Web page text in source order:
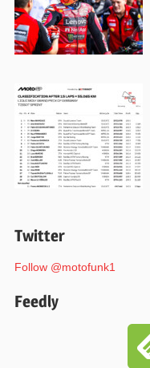
Twitter
Follow @motofunk1
Feedly